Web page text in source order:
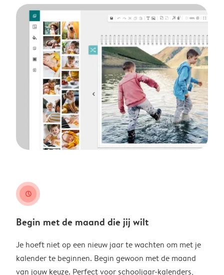
clock
Begin met de maand die jij wilt
Je hoeft niet op een nieuw jaar te wachten om met je
kalender te beginnen. Begin gewoon met de maand
van jouw keuze. Perfect voor schooljaar-kalenders,